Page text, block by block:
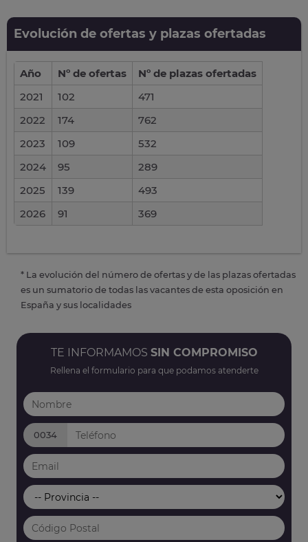
Evolución de ofertas y plazas ofertadas
Año Nº de ofertas
Nº de plazas ofertadas
2021
102
471
2022
174
762
2023
109
532
2024
95
289
2025
139
493
2026
91 369
* La evolución del número de ofertas y de las plazas ofertadas
es un sumatorio de todas las vacantes de esta oposición en
España y sus localidades
TE INFORMAMOS SIN COMPROMISO
Rellena el formulario para que podamos atenderte
0034